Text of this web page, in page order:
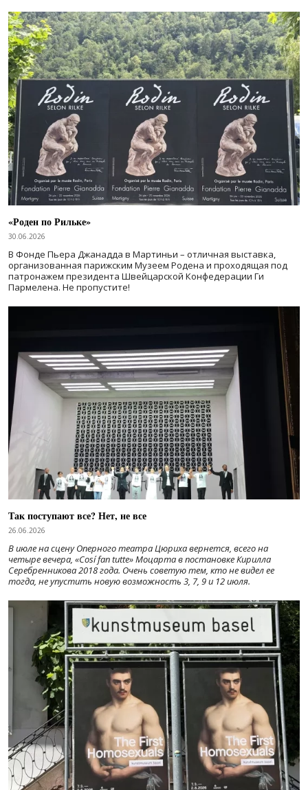
«Роден по Рильке»
30.06.2026
В Фонде Пьера Джанадда в Мартиньи – отличная выставка,
организованная парижским Музеем Родена и проходящая под
патронажем президента Швейцарской Конфедерации Ги
Пармелена. Не пропустите!
Так поступают все? Нет, не все
26.06.2026
В июле на сцену Оперного театра Цюриха вернется, всего на
четыре вечера, «Cosí fan tutte» Моцарта в постановке Кирилла
Серебренникова 2018 года. Очень советую тем, кто не видел ее
тогда, не упустить новую возможность 3, 7, 9 и 12 июля.